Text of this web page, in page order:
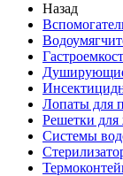
Назад
Душирующие
Лопаты для
Решетки для
Системы